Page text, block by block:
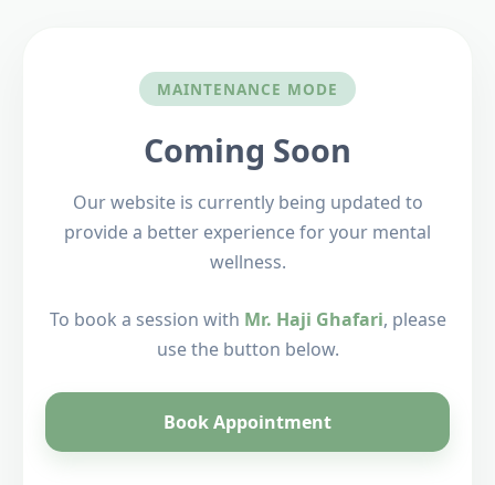
MAINTENANCE MODE
Coming Soon
Our website is currently being updated to
provide a better experience for your mental
wellness.
To book a session with Mr. Haji Ghafari, please
use the button below.
Book Appointment